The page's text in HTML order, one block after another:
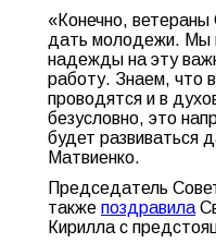
«Конечно, ветераны
дать молодежи. Мы
надежды на эту
работу. Знаем, что
проводятся и в
безусловно, это
будет
Матвиенко.
Председатель
также поздравила
Кирилла с